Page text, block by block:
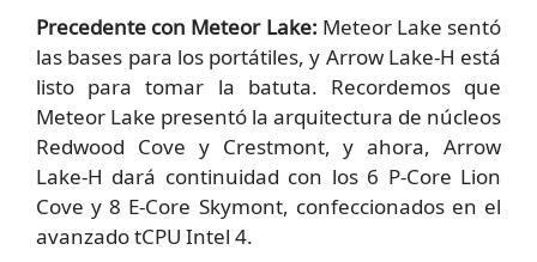
Precedente con Meteor Lake: Meteor Lake sentó
las bases para los portátiles, y Arrow Lake-H está
listo para tomar la batuta. Recordemos que
Meteor Lake presentó la arquitectura de núcleos
Redwood Cove y Crestmont, y ahora, Arrow
Lake-H dará continuidad con los 6 P-Core Lion
Cove y 8 E-Core Skymont, confeccionados en el
avanzado tCPU Intel 4.